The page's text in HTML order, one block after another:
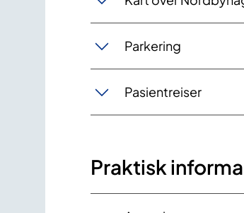
Parkering
Pasientreiser
Praktisk